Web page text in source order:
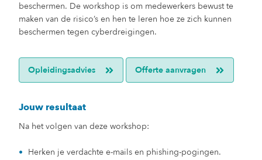
beschermen. De workshop is om medewerkers bewust te
maken van de risico’s en hen te leren hoe ze zich kunnen
beschermen tegen cyberdreigingen.
Opleidingsadvies Offerte aanvragen
Jouw resultaat
Na het volgen van deze workshop:
Herken je verdachte e-mails en phishing-pogingen.